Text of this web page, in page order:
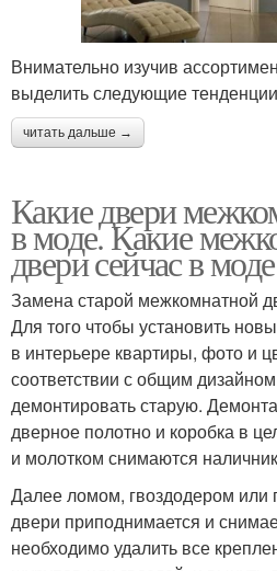
Внимательно изучив
выделить следующие
читать дальше →
Какие двери
в моде. Какие
двери сейчас в
Замена старой межкомнатной
Для того чтобы установить
в интерьере квартиры, фото и
соответствии с общим
демонтировать старую.
дверное полотно и коробка в
и молотком снимаются
Далее ломом, гвоздодером или
двери приподнимается и
необходимо удалить все